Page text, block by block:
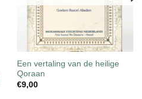
Een vertaling van de heilige
Qoraan
€9,00